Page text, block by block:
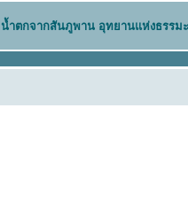
น้ำตกจากสันภูพาน อุทยานแห่งธรรม